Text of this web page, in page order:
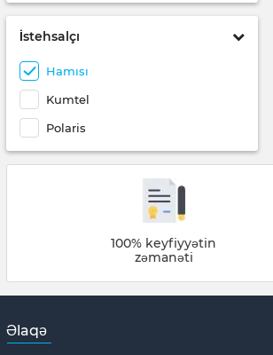
İstehsalçı
Hamısı
Kumtel
Polaris
100% keyfiyyətin
zəmanəti
Əlaqə